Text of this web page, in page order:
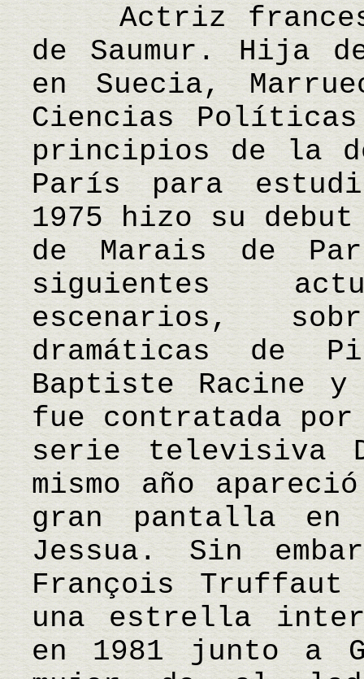
Actriz francesa
de Saumur. Hija
en Suecia,
Ciencias Políticas
principios de la
París para
1975 hizo su
de Marais de
siguientes
escenarios,
dramáticas de
Baptiste Racine y
fue contratada por
serie televisiva
mismo año
gran pantalla
Jessua. Sin
François
una estrella
en 1981 junto a